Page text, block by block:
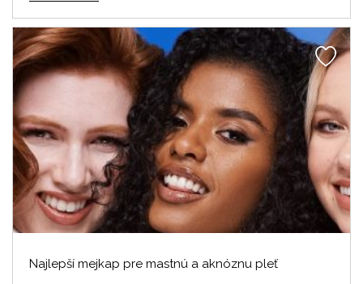
Najlepší mejkap pre mastnú a aknóznu pleť